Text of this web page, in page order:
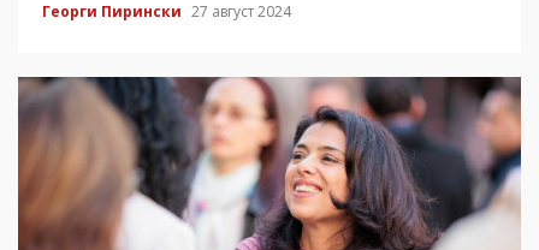
Георги Пирински 27 август 2024